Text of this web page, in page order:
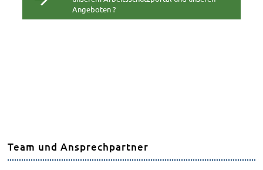
Angeboten ?
Team und Ansprechpartner